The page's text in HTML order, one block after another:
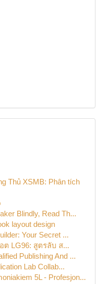
Thủ XSMB: Phân tích
Blindly, Read Th...
layout design
Your Secret ...
ต LG96: สูตรลับ ส...
Publishing And ...
Lab Collab...
5L - Profesjon...